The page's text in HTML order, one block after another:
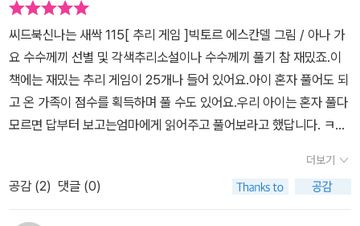
씨드북신나는 새싹 115[ 추리 게임 ]빅토르 에스칸델 그림 / 아나 가
요 수수께끼 선별 및 각색추리소설이나 수수께끼 풀기 참 재밌죠.이
책에는 재밌는 추리 게임이 25개나 들어 있어요.아이 혼자 풀어도 되
고 온 가족이 점수를 획득하며 풀 수도 있어요.우리 아이는 혼자 풀다
모르면 답부터 보고는엄마에게 읽어주고 풀어보라고 했답니다. ㅋ전
지 않으면다 틀렸다고 말하는 아이때문에 잠시 삐졌었네요. ㅎㅎ오랫
만에 머리쓰는 기분을 맛보는 것도 참 좋네요.각각의 사건들에는 난
이도가 별로 표시되어 있구요.논리력을 요하는지 상상력을 요하는지
더보기
공감 (2) 댓글 (0)